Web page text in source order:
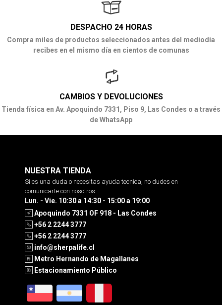
DESPACHO 24 HORAS
Compra miles de productos seleccionados antes del mediodía
recibes en el mismo día en cientos de comunas
CAMBIOS Y DEVOLUCIONES
Tienda física en Av. Apoquindo 7331, Piso 9, Las Condes o a través
de WhatsApp
NUESTRA TIENDA
Si es una duda o necesitas ayuda tecnica, no dudes en
comunicarte con nosotros
Lun. - Vie. 10:30 a 14:30 - 15:00 a 19:00
Apoquindo 7331 OF 918 - Las Condes
+56 2 2244 3777
+56 2 2244 3777
info@sherpalife.cl
Metro Hernando de Magallanes
Estacionamiento Público